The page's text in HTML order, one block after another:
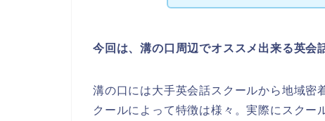
今回は、溝の口周辺でオススメ出来る英会
溝の口には大手英会話スクールから地域密
クールによって特徴は様々。実際にスクー